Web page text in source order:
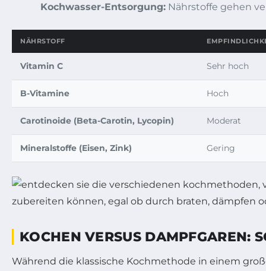
Kochwasser-Entsorgung: Nährstoffe gehen
NÄHRSTOFF
Vitamin C Sehr hoch
B-Vitamine Hoch
Carotinoide (Beta-Carotin, Lycopin) Moderat
Mineralstoffe (Eisen, Zink) Gering
KOCHEN VERSUS DAMPFGAREN:
Während die klassische Kochmethode in einem